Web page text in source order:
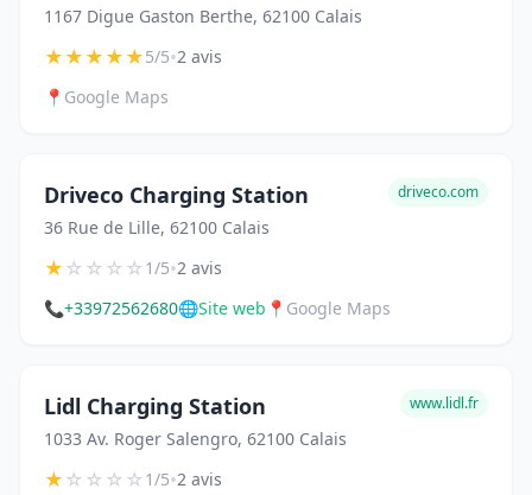
1167 Digue Gaston Berthe, 62100 Calais
★★★★★5/5•2 avis
📍 Google Maps
Driveco Charging Station
36 Rue de Lille, 62100 Calais
driveco.com
★☆☆☆☆1/5•2 avis
📞+33972562680🌐Site web 📍 Google Maps
Lidl Charging Station
1033 Av. Roger Salengro, 62100 Calais
www.lidl.fr
★☆☆☆☆1/5•2 avis